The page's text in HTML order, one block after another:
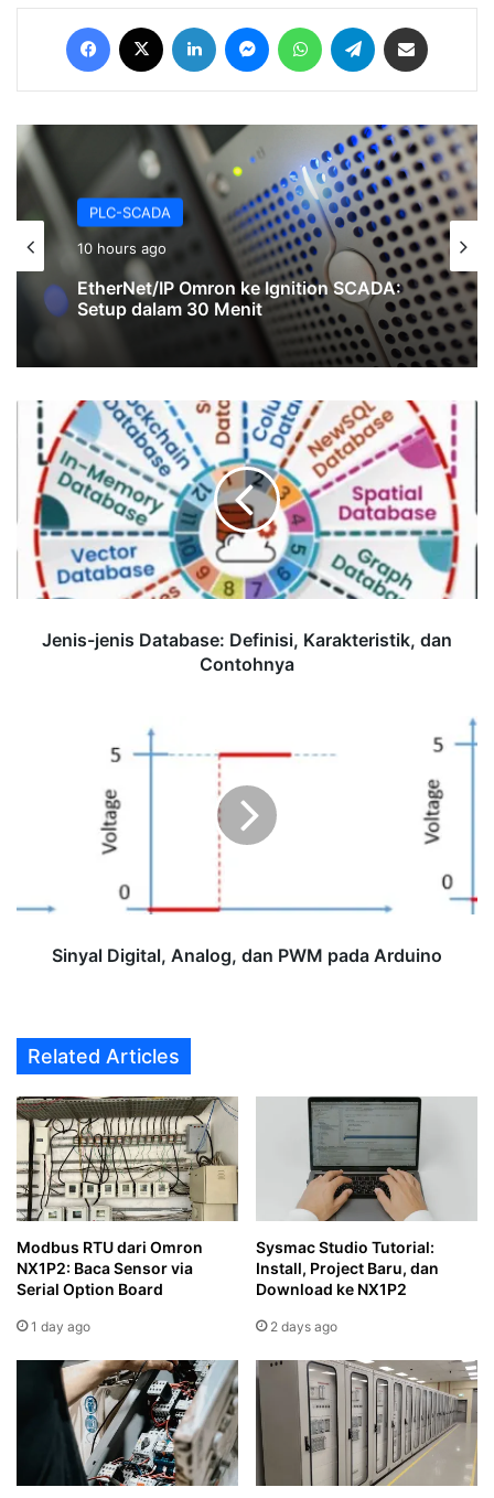
Facebook LinkedIn MessengerWhatsAppTelegram
PLC-SCADA
10 hours ago
EtherNet/IP Omron ke Ignition SCADA:
Setup dalam 30 Menit
Jenis-
jenis
Database:
Definisi,
Karakteristik,
dan
Contohnya
Jenis-jenis Database: Definisi, Karakteristik, dan
Contohnya
Sinyal Digital, Analog, dan PWM pada Arduino
Related Articles
Modbus RTU dari Omron
NX1P2: Baca Sensor via
Serial Option Board
1 day ago
Sysmac Studio Tutorial:
Install, Project Baru, dan
Download ke NX1P2
2 days ago